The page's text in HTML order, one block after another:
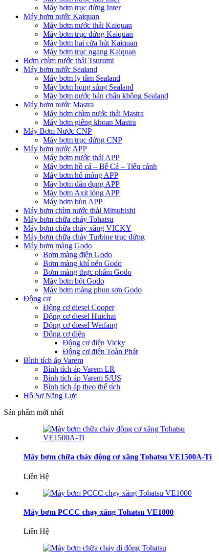
Máy bơm trục đứng Inter
Máy bơm nước Kaiquan
Máy bơm nước thải Kaiquan
Máy bơm trục đứng Kaiquan
Máy bơm hai cửa hút Kaiquan
Máy bơm trục ngang Kaiquan
Bơm chìm nước thải Tsurumi
Máy bơm nước Sealand
Máy bơm ly tâm Sealand
Máy bơm họng súng Sealand
Máy bơm nước bán chân không Sealand
Máy bơm nước Mastra
Máy bơm chìm nước thải Mastra
Máy bơm giếng khoan Mastra
Máy Bơm Nước CNP
Máy bơm trục đứng CNP
Máy bơm nước APP
Máy bơm nước thải APP
Máy bơm hồ cá – Bể Cá – Tiểu cảnh
Máy bơm hố móng APP
Máy bơm dân dụng APP
Máy bơm Axit lỏng APP
Máy bơm bùn APP
Máy bơm chìm nước thải Mitsubishi
Máy bơm chữa cháy Tohatsu
Máy bơm chữa cháy xăng VICKY
Máy bơm chữa cháy Turbine trục đứng
Máy bơm màng Godo
Bơm màng điện Godo
Bơm màng khí nén Godo
Bơm màng thực phẩm Godo
Máy bơm bột Godo
Máy bơm màng phun sơn Godo
Động cơ
Động cơ diesel Cooper
Động cơ diesel Huichai
Động cơ diesel Weifang
Động cơ điện
Động cơ điện Vicky
Động cơ điện Toàn Phát
Bình tích áp Varem
Bình tích áp Varem LR
Bình tích áp Varem S/US
Bình tích áp theo thể tích
Hồ Sơ Năng Lực
Sản phẩm mới nhất
Máy bơm chữa cháy động cơ xăng Tohatsu VE1500A-Ti
Liên Hệ
Máy bơm PCCC chạy xăng Tohatsu VE1000
Liên Hệ